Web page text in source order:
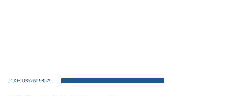
ΣΧΕΤΙΚΑ ΑΡΘΡΑ